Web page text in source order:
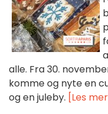
alle. Fra 30.
komme og nyte en
og en juleby. [Les